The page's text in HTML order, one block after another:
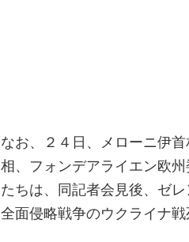
なお、２４日、メローニ伊
相、フォンデアライエン欧
たちは、同記者会見後、ゼ
全面侵略戦争のウクライナ戦